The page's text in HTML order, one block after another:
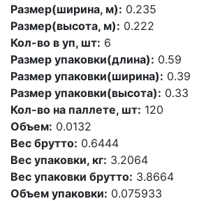
Размер(ширина, м): 0.235
Размер(высота, м): 0.222
Кол-во в уп, шт: 6
Размер упаковки(длина): 0.59
Размер упаковки(ширина): 0.39
Размер упаковки(высота): 0.33
Кол-во на паллете, шт: 120
Объем: 0.0132
Вес брутто: 0.6444
Вес упаковки, кг: 3.2064
Вес упаковки брутто: 3.8664
Объем упаковки: 0.075933